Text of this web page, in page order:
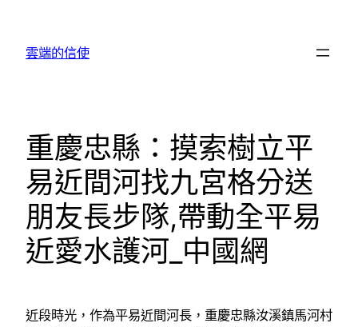
雲端的信使
重慶忠縣：摸索樹立平
易近間河找九宮格分送
朋友長步隊,帶動全平易
近愛水護河_中國網
近段時光，作為平易近間河長，重慶忠縣汝溪鎮馬河村